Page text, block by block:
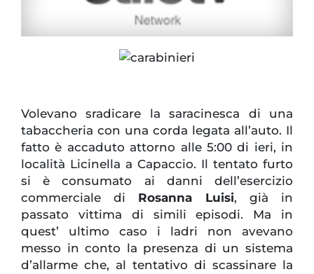
Volevano sradicare la saracinesca di una
tabaccheria con una corda legata all’auto. Il
fatto è accaduto attorno alle 5:00 di ieri, in
località Licinella a Capaccio. Il tentato furto
si è consumato ai danni dell’esercizio
commerciale di Rosanna Luisi, già in
passato vittima di simili episodi. Ma in
quest’ ultimo caso i ladri non avevano
messo in conto la presenza di un sistema
d’allarme che, al tentativo di scassinare la